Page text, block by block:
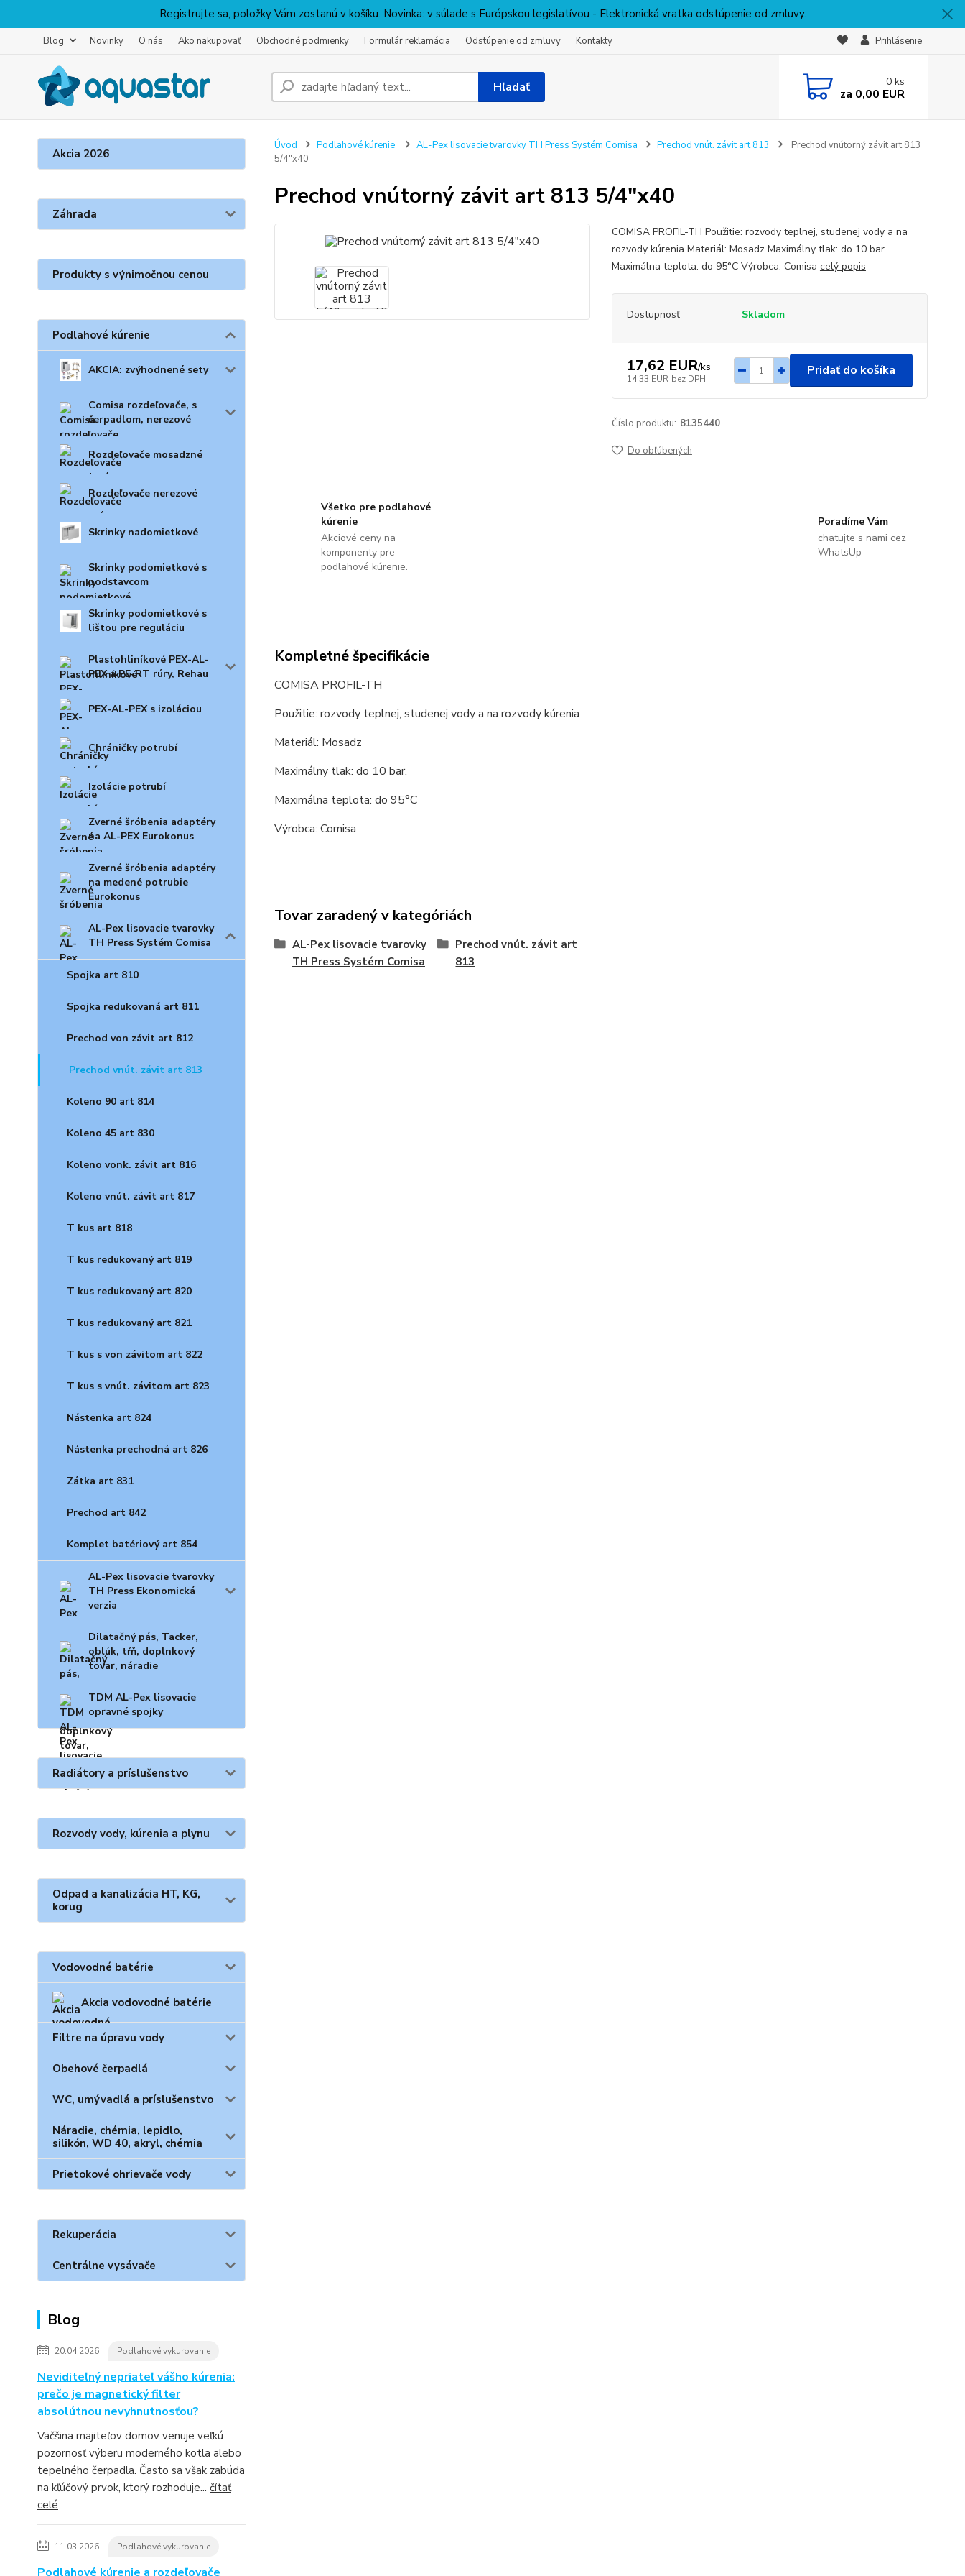
Registrujte sa, položky Vám zostanú v košíku. Novinka: v súlade s Európskou legislatívou - Elektronická vratka odstúpenie od zmluvy.
Blog Novinky O nás Ako nakupovať Obchodné podmienky Formulár reklamácia Odstúpenie od zmluvy Kontakty Prihlásenie
Hľadať 0 ks
za 0,00 EUR
Akcia 2026
Záhrada
Produkty s výnimočnou cenou
Podlahové kúrenie
AKCIA: zvýhodnené sety
Comisa rozdeľovače, s
čerpadlom, nerezové
Rozdeľovače mosadzné
Rozdeľovače nerezové
Skrinky nadomietkové
Skrinky podomietkové s
podstavcom
Skrinky podomietkové s
lištou pre reguláciu
Plastohliníkové PEX-AL-
PEX a PE-RT rúry, Rehau
PEX-AL-PEX s izoláciou
Chráničky potrubí
Izolácie potrubí
Zverné šróbenia adaptéry
na AL-PEX Eurokonus
Zverné šróbenia adaptéry
na medené potrubie
Eurokonus
AL-Pex lisovacie tvarovky
TH Press Systém Comisa
Spojka art 810
Spojka redukovaná art 811
Prechod von závit art 812
Prechod vnút. závit art 813
Koleno 90 art 814
Koleno 45 art 830
Koleno vonk. závit art 816
Koleno vnút. závit art 817
T kus art 818
T kus redukovaný art 819
T kus redukovaný art 820
T kus redukovaný art 821
T kus s von závitom art 822
T kus s vnút. závitom art 823
Nástenka art 824
Nástenka prechodná art 826
Zátka art 831
Prechod art 842
Komplet batériový art 854
AL-Pex lisovacie tvarovky
TH Press Ekonomická
verzia
Dilatačný pás, Tacker,
oblúk, tŕň, doplnkový
tovar, náradie
TDM AL-Pex lisovacie
opravné spojky
Radiátory a príslušenstvo
Rozvody vody, kúrenia a plynu
Odpad a kanalizácia HT, KG,
korug
Vodovodné batérie
Akcia vodovodné batérie
Filtre na úpravu vody
Obehové čerpadlá
WC, umývadlá a príslušenstvo
Náradie, chémia, lepidlo,
silikón, WD 40, akryl, chémia
Prietokové ohrievače vody
Rekuperácia
Centrálne vysávače
Blog
20.04.2026 Podlahové vykurovanie
Neviditeľný nepriateľ vášho kúrenia:
prečo je magnetický filter
absolútnou nevyhnutnosťou?
Väčšina majiteľov domov venuje veľkú
pozornosť výberu moderného kotla alebo
tepelného čerpadla. Často sa však zabúda
na kľúčový prvok, ktorý rozhoduje... čítať
celé
11.03.2026 Podlahové vykurovanie
Podlahové kúrenie a rozdeľovače
Úvod Podlahové kúrenie AL-Pex lisovacie tvarovky TH Press Systém Comisa Prechod vnút. závit art 813
Prechod vnútorný závit art 813
5/4"x40
Prechod vnútorný závit art 813 5/4"x40
COMISA PROFIL-TH Použitie: rozvody teplnej, studenej vody a na
rozvody kúrenia Materiál: Mosadz Maximálny tlak: do 10 bar.
Maximálna teplota: do 95°C Výrobca: Comisa celý popis
Dostupnosť Skladom
17,62 EUR/ks
14,33 EUR bez DPH
Pridať do košíka
Číslo produktu: 8135440
Do obľúbených
Všetko pre podlahové
kúrenie
Akciové ceny na
komponenty pre
podlahové kúrenie.
Poradíme Vám
chatujte s nami cez
WhatsUp
Kompletné špecifikácie
COMISA PROFIL-TH
Použitie: rozvody teplnej, studenej vody a na rozvody kúrenia
Materiál: Mosadz
Maximálny tlak: do 10 bar.
Maximálna teplota: do 95°C
Výrobca: Comisa
Tovar zaradený v kategóriách
AL-Pex lisovacie tvarovky
TH Press Systém Comisa
Prechod vnút. závit art
813